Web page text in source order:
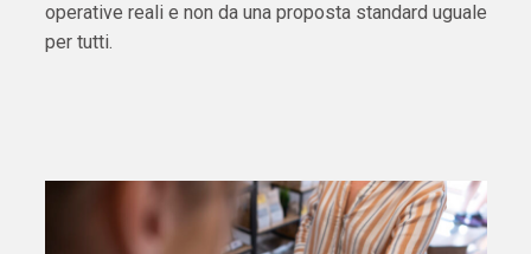
operative reali e non da una proposta standard uguale
per tutti.